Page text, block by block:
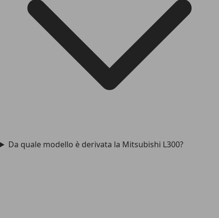
Da quale modello è derivata la Mitsubishi L300?